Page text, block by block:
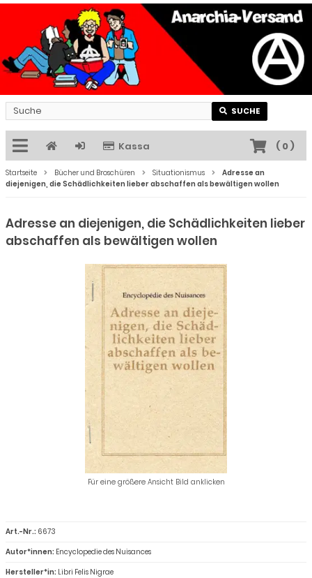
SUCHE
Kassa ( 0)
Startseite Bücher und Broschüren Situationismus
Adresse an
diejenigen, die Schädlichkeiten lieber abschaffen als bewältigen wollen
Adresse an diejenigen, die Schädlichkeiten lieber
abschaffen als bewältigen wollen
Für eine größere Ansicht Bild anklicken
Art.-Nr.: 6673
Autor*innen: Encyclopedie des Nuisances
Hersteller*in: Libri Felis Nigrae